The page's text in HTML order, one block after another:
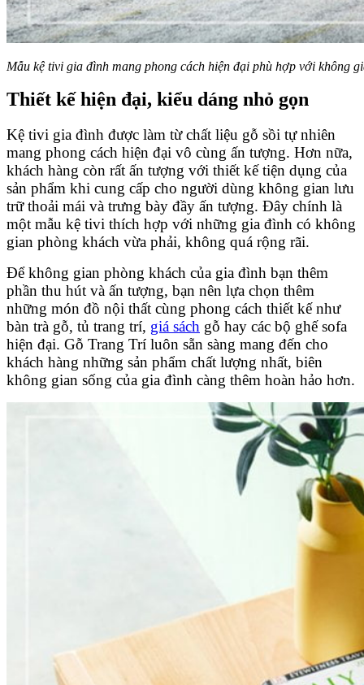
Mẫu kệ tivi gia đình mang phong cách hiện đại phù hợp với không
Thiết kế hiện đại, kiểu dáng nhỏ gọn
Kệ tivi gia đình được làm từ chất liệu gỗ sồi tự nhiên
mang phong cách hiện đại vô cùng ấn tượng. Hơn nữa,
khách hàng còn rất ấn tượng với thiết kế tiện dụng của
sản phẩm khi cung cấp cho người dùng không gian lưu
trữ thoải mái và trưng bày đầy ấn tượng. Đây chính là
một mẫu kệ tivi thích hợp với những gia đình có không
gian phòng khách vừa phải, không quá rộng rãi.
Để không gian phòng khách của gia đình bạn thêm
phần thu hút và ấn tượng, bạn nên lựa chọn thêm
những món đồ nội thất cùng phong cách thiết kế như
bàn trà gỗ, tủ trang trí, giá sách gỗ hay các bộ ghế sofa
hiện đại. Gỗ Trang Trí luôn sẵn sàng mang đến cho
khách hàng những sản phẩm chất lượng nhất, biên
không gian sống của gia đình càng thêm hoàn hảo hơn.